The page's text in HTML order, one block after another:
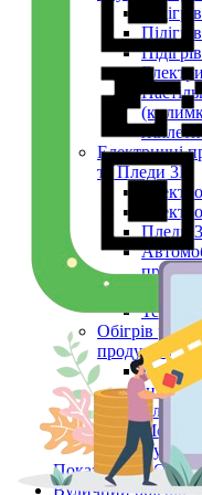
Жилети
Електричні
та Пледи 3D
Пледи
Утеплення
Обігрів
продуктів
Показати усі
Вуличний обігрів